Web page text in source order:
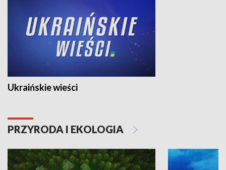
Ukraińskie wieści
PRZYRODA I EKOLOGIA